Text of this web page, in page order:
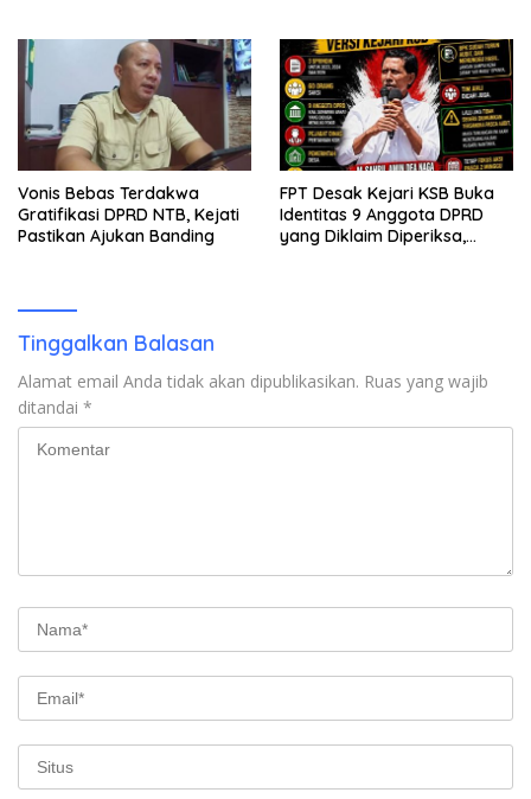
Vonis Bebas Terdakwa
Gratifikasi DPRD NTB, Kejati
Pastikan Ajukan Banding
FPT Desak Kejari KSB Buka
Identitas 9 Anggota DPRD
yang Diklaim Diperiksa,
Tinggalkan Balasan
Alamat email Anda tidak akan dipublikasikan. Ruas yang wajib
ditandai *